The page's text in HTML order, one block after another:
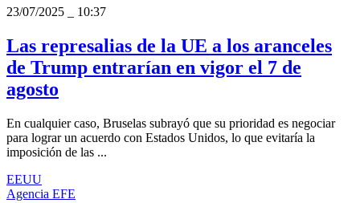
23/07/2025
10:37
Las represalias de la UE a los aranceles
de Trump entrarían en vigor el 7 de
agosto
En cualquier caso, Bruselas subrayó que su prioridad es negociar
para lograr un acuerdo con Estados Unidos, lo que evitaría la
imposición de las ...
EEUU
Agencia EFE